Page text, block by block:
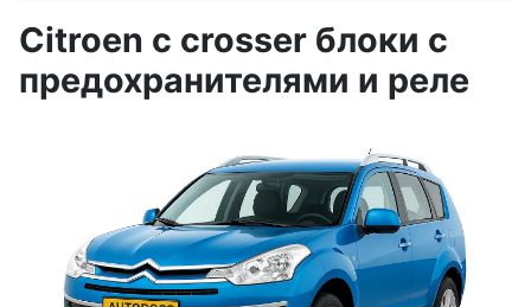
Citroen c crosser блоки с
предохранителями и реле